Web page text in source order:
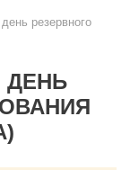
резервного